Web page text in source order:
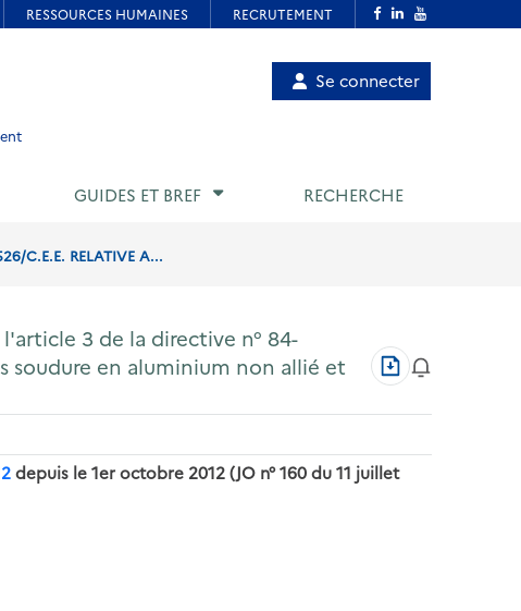
Menu
utilisateur
Se connecter
GUIDES ET BREF RECHERCHE
C.E.E. RELATIVE A...
3 de la directive n° 84-
soudure en aluminium non allié et
Télécharger
au
depuis le 1er octobre 2012 (JO n° 160 du 11 juillet